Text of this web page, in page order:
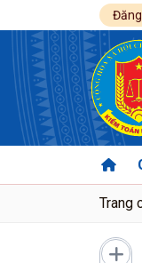
Trang